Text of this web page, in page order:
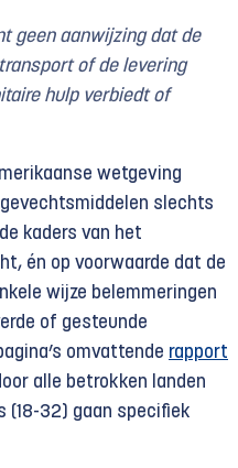
geen aanwijzing dat de
of de levering
hulp verbiedt of
wetgeving
slechts
kaders van het
én op voorwaarde dat de
wijze belemmeringen
of gesteunde
omvattende rapport
alle betrokken landen
(18-32) gaan specifiek